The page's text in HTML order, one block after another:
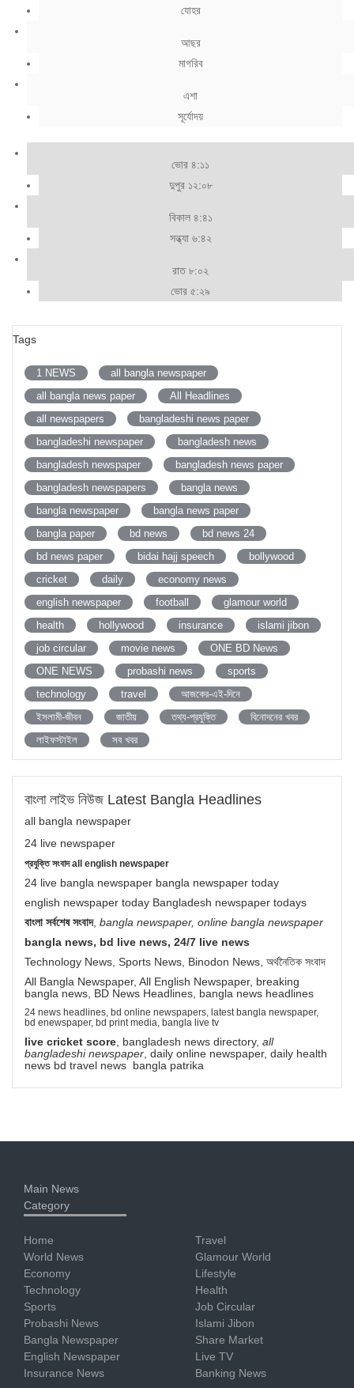
যোহর
আছর
মাগরিব
এশা
সূর্যোদয়
ভোর ৪:১১
দুপুর ১২:০৮
বিকাল ৪:৪১
সন্ধ্যা ৬:৪২
রাত ৮:০২
ভোর ৫:২৯
Tags
1 NEWS
all bangla newspaper
all bangla news paper
All Headlines
all newspapers
bangladeshi news paper
bangladeshi newspaper
bangladesh news
bangladesh newspaper
bangladesh news paper
bangladesh newspapers
bangla news
bangla newspaper
bangla news paper
bangla paper
bd news
bd news 24
bd news paper
bidai hajj speech
bollywood
cricket
daily
economy news
english newspaper
football
glamour world
health
hollywood insurance
islami jibon
job circular
movie news
ONE BD News
ONE NEWS
probashi news
sports
technology
travel
আজকের-এই-দিনে
ইসলামী-জীবন
জাতীয় তথ্য-প্রযুক্তি
বিনোদনের খবর
লাইফস্টাইল
সব খবর
বাংলা লাইভ নিউজ Latest Bangla Headlines
all bangla newspaper
24 live newspaper
প্রযুক্তি সংবাদ all english newspaper
24 live bangla newspaper bangla newspaper today
english newspaper today Bangladesh newspaper todays
বাংলা সর্বশেষ সংবাদ, bangla newspaper, online bangla newspaper
bangla news, bd live news, 24/7 live news
Technology News, Sports News, Binodon News, অর্থনৈতিক সংবাদ
All Bangla Newspaper, All English Newspaper, breaking
bangla news, BD News Headlines, bangla news headlines
24 news headlines, bd online newspapers, latest bangla newspaper,
bd enewspaper, bd print media, bangla live tv
live cricket score , bangladesh news directory, all
bangladeshi newspaper , daily online newspaper, daily health
news bd travel news bangla patrika
Main News
Category
Home
World News
Economy
Technology
Sports
Probashi News
Bangla Newspaper
English Newspaper
Insurance News
Travel
Glamour World
Lifestyle
Health
Job Circular
Islami Jibon
Share Market
Live TV
Banking News